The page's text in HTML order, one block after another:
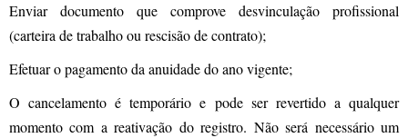
Enviar documento que comprove desvinculação profissional
(carteira de trabalho ou rescisão de contrato);
Efetuar o pagamento da anuidade do ano vigente;
O cancelamento é temporário e pode ser revertido a qualquer
momento com a reativação do registro. Não será necessário um